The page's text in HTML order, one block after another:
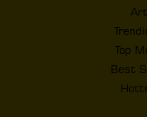
Top
Best